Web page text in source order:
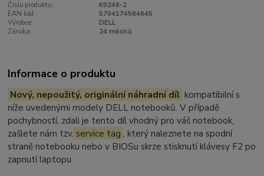
Číslo produktu:
K0246-2
EAN kód:
5704174564645
Výrobce:
DELL
Záruka:
24 měsíců
Informace o produktu
Nový, nepoužitý, originální náhradní díl kompatibilní s
níže uvedenými modely DELL notebooků. V případě
pochybností, zdali je tento díl vhodný pro váš notebook,
zašlete nám tzv. service tag , který naleznete na spodní
straně notebooku nebo v BIOSu skrze stisknutí klávesy F2 po
zapnutí laptopu.